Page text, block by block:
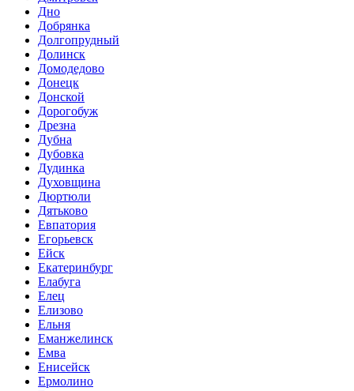
Дно
Добрянка
Долгопрудный
Долинск
Домодедово
Донецк
Донской
Дорогобуж
Дрезна
Дубна
Дубовка
Дудинка
Духовщина
Дюртюли
Дятьково
Евпатория
Егорьевск
Ейск
Екатеринбург
Елабуга
Елец
Елизово
Ельня
Еманжелинск
Емва
Енисейск
Ермолино